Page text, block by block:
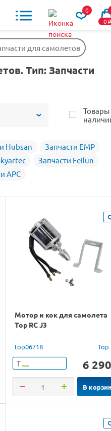
0
0o
для самолетов
Тип: Запчасти
Товары
Hubsan
Запчасти EMP
Запчасти Feilun
APC
Мотор и кок для самолета
Top RC J3
top06718 Top
Т 6 290
В